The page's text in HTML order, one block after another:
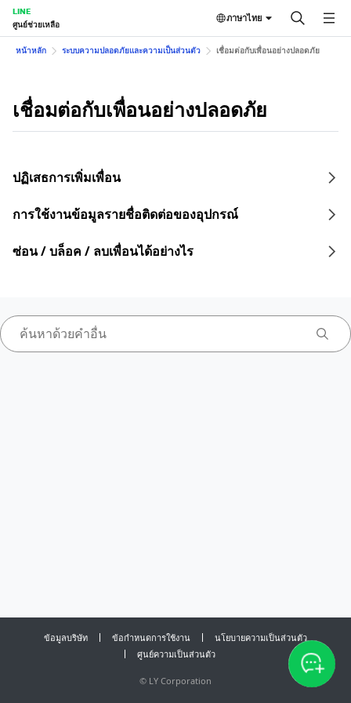
LINE
ศูนย์ช่วยเหลือ
ภาษาไทย
หน้าหลัก ระบบความปลอดภัยและความเป็นส่วนตัว เชื่อมต่อกับเพื่อนอย่างปลอดภัย
เชื่อมต่อกับเพื่อนอย่างปลอดภัย
ปฏิเสธการเพิ่มเพื่อน
การใช้งานข้อมูลรายชื่อติดต่อของอุปกรณ์
ซ่อน / บล็อค / ลบเพื่อนได้อย่างไร
ข้อมูลบริษัท ข้อกำหนดการใช้งาน
นโยบายความเป็นส่วนตัว
ศูนย์ความเป็นส่วนตัว
© LY Corporation